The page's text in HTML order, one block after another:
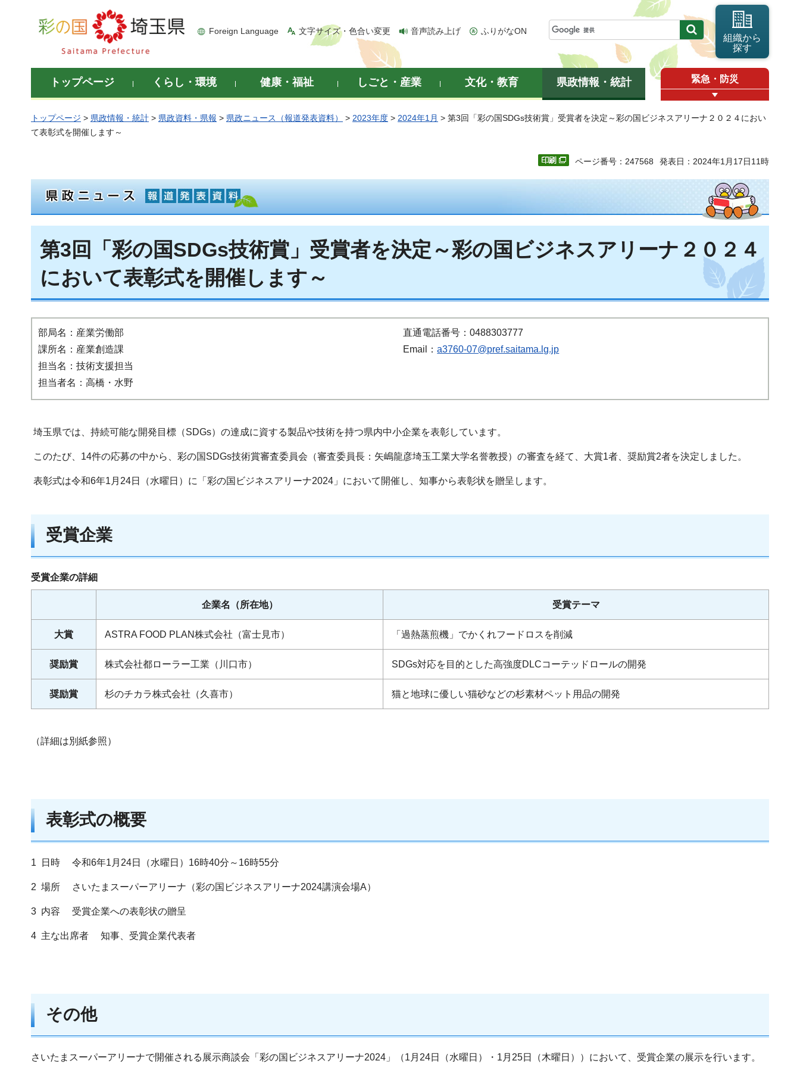
彩の国 埼玉県
Foreign Language 文字サイズ・色合い変更 音声読み上げ ふりがなON
組織から
探す
トップページ くらし・環境 健康・福祉 しごと・産業 文化・教育 県政情報・統計 緊急・防災
トップページ > 県政情報・統計 > 県政資料・県報 > 県政ニュース（報道発表資料） > 2023年度 > 2024年1月 > 第3回「彩の国SDGs技術賞」受賞者を決定～彩の国ビジネスアリーナ２０２４におい
て表彰式を開催します～
ページ番号：247568 発表日：2024年1月17日11時
第3回「彩の国SDGs技術賞」受賞者を決定～彩の国ビジネスアリーナ２０２４
において表彰式を開催します～
部局名：産業労働部
課所名：産業創造課
担当名：技術支援担当
担当者名：高橋・水野
直通電話番号：0488303777
Email：a3760-07@pref.saitama.lg.jp
埼玉県では、持続可能な開発目標（SDGs）の達成に資する製品や技術を持つ県内中小企業を表彰しています。
このたび、14件の応募の中から、彩の国SDGs技術賞審査委員会（審査委員長：矢嶋龍彦埼玉工業大学名誉教授）の審査を経て、大賞1者、奨励賞2者を決定しました。
表彰式は令和6年1月24日（水曜日）に「彩の国ビジネスアリーナ2024」において開催し、知事から表彰状を贈呈します。
受賞企業
受賞企業の詳細
企業名（所在地） 受賞テーマ
大賞 ASTRA FOOD PLAN株式会社（富士見市） 「過熱蒸煎機」でかくれフードロスを削減
奨励賞 株式会社都ローラー工業（川口市） SDGs対応を目的とした高強度DLCコーテッドロールの開発
奨励賞 杉のチカラ株式会社（久喜市） 猫と地球に優しい猫砂などの杉素材ペット用品の開発
（詳細は別紙参照）
表彰式の概要
1 日時 令和6年1月24日（水曜日）16時40分～16時55分
2 場所 さいたまスーパーアリーナ（彩の国ビジネスアリーナ2024講演会場A）
3 内容 受賞企業への表彰状の贈呈
4 主な出席者 知事、受賞企業代表者
その他
さいたまスーパーアリーナで開催される展示商談会「彩の国ビジネスアリーナ2024」（1月24日（水曜日）・1月25日（木曜日））において、受賞企業の展示を行います。